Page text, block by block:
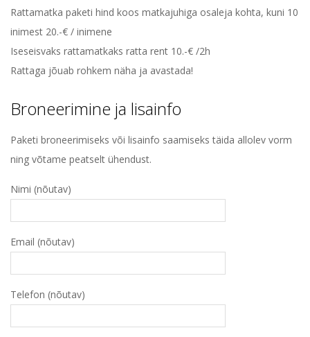
Rattamatka paketi hind koos matkajuhiga osaleja kohta, kuni 10
inimest 20.-€ / inimene
Iseseisvaks rattamatkaks ratta rent 10.-€ /2h
Rattaga jõuab rohkem näha ja avastada!
Broneerimine ja lisainfo
Paketi broneerimiseks või lisainfo saamiseks täida allolev vorm
ning võtame peatselt ühendust.
Nimi (nõutav)
Email (nõutav)
Telefon (nõutav)